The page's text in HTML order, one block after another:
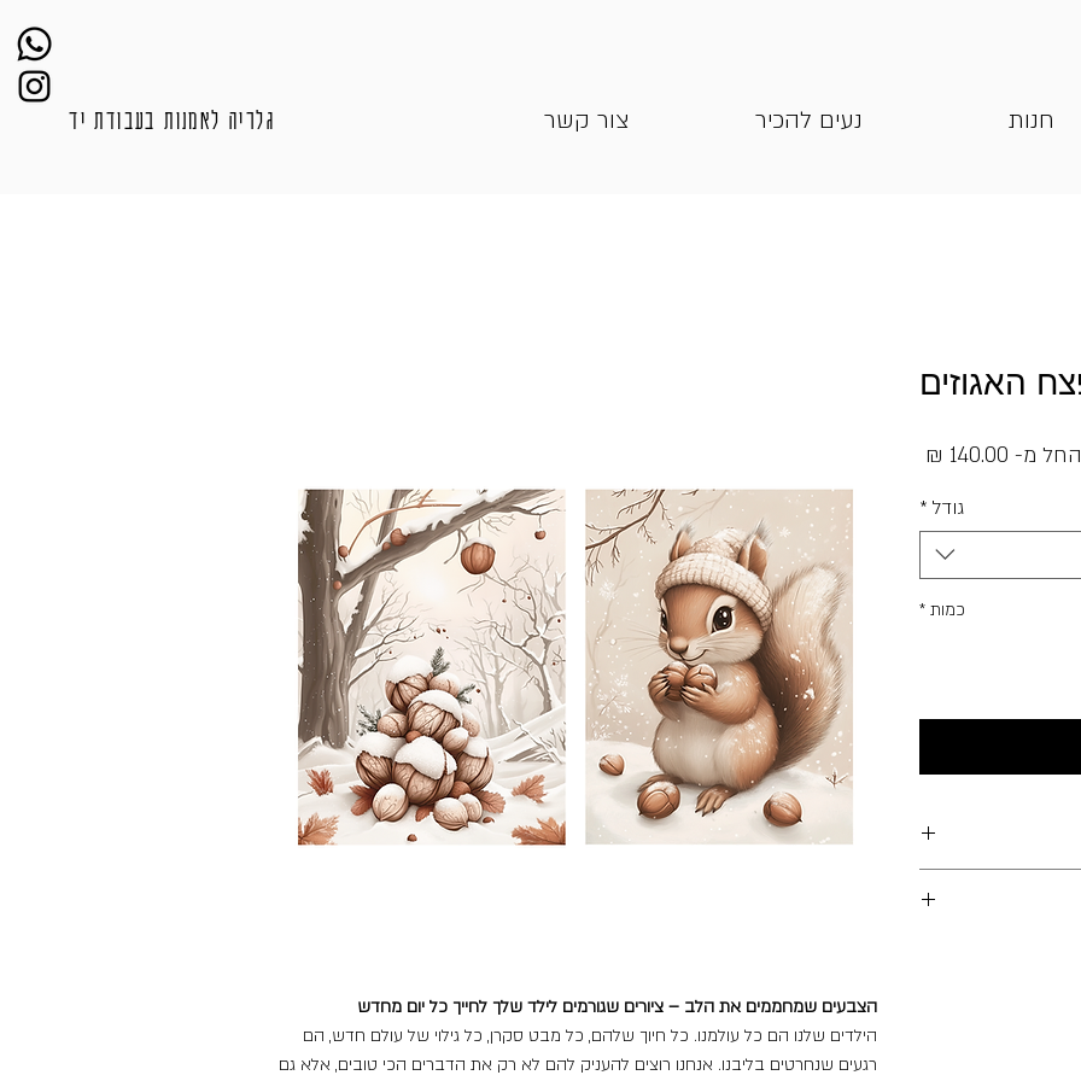
גלריה לאמנות בעבודת יד חנות נעים להכיר צור קשר
הצבעים שמחממים את הלב – ציורים שגורמים לילד שלך לחייך כל יום מחדש
הילדים שלנו הם כל עולמנו. כל חיוך שלהם, כל מבט סקרן, כל גילוי של עולם חדש, הם
רגעים שנחרטים בליבנו. אנחנו רוצים להעניק להם לא רק את הדברים הכי טובים, אלא גם
האגוזים
החל מ- 140.00 ₪
גודל *
כמות *